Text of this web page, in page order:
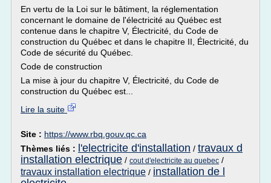
En vertu de la Loi sur le bâtiment, la réglementation
concernant le domaine de l'électricité au Québec est
contenue dans le chapitre V, Électricité, du Code de
construction du Québec et dans le chapitre II, Électricité, du
Code de sécurité du Québec.
Code de construction
La mise à jour du chapitre V, Électricité, du Code de
construction du Québec est...
Lire la suite
Site : https://www.rbq.gouv.qc.ca
Thèmes liés :
l'electricite d'installation / travaux d
installation electrique / cout d'electricite au quebec /
travaux installation electrique / installation de l